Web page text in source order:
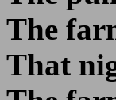
The
That